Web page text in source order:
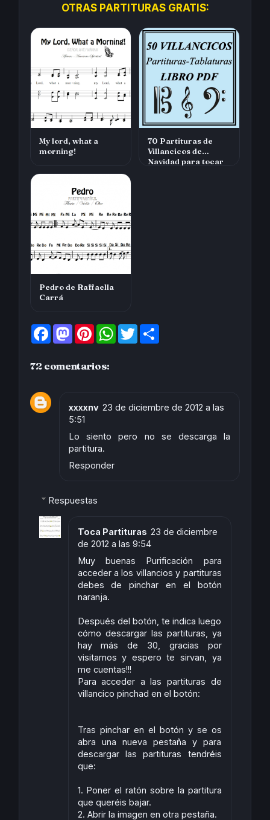
OTRAS PARTITURAS GRATIS:
My lord, what a
morning!
70 Partituras de
Villancicos de
Navidad para tocar
Pedro de Raffaella
Carrá
F
b
k
M
o
P
e
t
W
T
w
72 comentarios:
xxxxnv 23 de diciembre de 2012 a las
5:51
Lo siento pero no se descarga la
partitura.
Responder
Respuestas
Toca Partituras 23 de diciembre
de 2012 a las 9:54
Muy buenas Purificación para
acceder a los villancios y partituras
debes de pinchar en el botón
naranja.
Después del botón, te indica luego
cómo descargar las partituras, ya
hay más de 30, gracias por
visitarnos y espero te sirvan, ya
me cuentas!!!
Para acceder a las partituras de
villancico pinchad en el botón:
Tras pinchar en el botón y se os
abra una nueva pestaña y para
descargar las partituras tendréis
que:
1. Poner el ratón sobre la partitura
que queréis bajar.
2. Abrir la imagen en otra pestaña.